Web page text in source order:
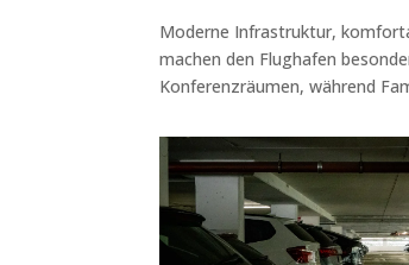
Moderne Infrastruktur,
machen den Flughafen
Konferenzräumen, während